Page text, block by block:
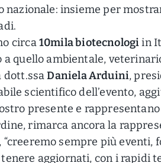
insieme per
circa10mila biotecnologiin
a quello ambientale,
dott.ssaDaniela Arduini,
scientifico dell’evento,
presente e
rimarca ancora la
“creeremo sempre più eventi,
tenere aggiornati, con i rapidi